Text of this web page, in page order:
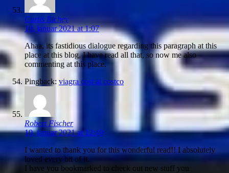
Curtis Richey
10. januar 2021 at 1:07
Ahaa, its fastidious dialogue regarding this paragraph at this
place at this blog, I have read all that, so now me also
commenting at this place.
Pingback: viagra cost at costco
Robert Fischer
10. januar 2021 at 12:49
I wanted to thank you for this wonderful read!! I absolutely
loved every bit of it.
I have you bookmarked to check out new stuff you